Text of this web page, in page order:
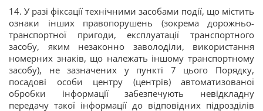
14. У разі фіксації технічними засобами події, що містить
ознаки інших правопорушень (зокрема дорожньо-
транспортної пригоди, експлуатації транспортного
засобу, яким незаконно заволоділи, використання
номерних знаків, що належать іншому транспортному
засобу), не зазначених у пункті 7 цього Порядку,
посадові особи центру (центрів) автоматизованої
обробки інформації забезпечують невідкладну
передачу такої інформації до відповідних підрозділів